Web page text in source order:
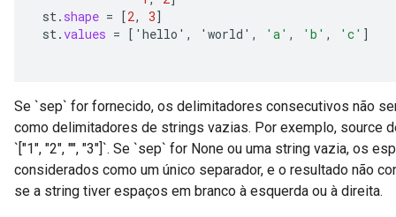
st. shape = [2, 3]
st.values = [ ' hello ' , ' world ' , 'a' , 'b' , 'c' ]
Se `sep` for fornecido, os delimitadores consecutivos não
como delimitadores de strings vazias. Por exemplo, source
`["1", "2", "", "3"]`. Se `sep` for None ou uma string vazia, os
considerados como um único separador, e o resultado não
se a string tiver espaços em branco à esquerda ou à direita.